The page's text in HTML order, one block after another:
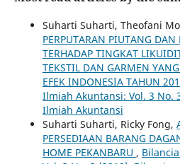
Suharti Suharti, Theofani
PERPUTARAN PIUTANG DAN
TERHADAP TINGKAT
TEKSTIL DAN GARMEN
EFEK INDONESIA TAHUN
Ilmiah Akuntansi: Vol. 3 No.
Ilmiah Akuntansi
Suharti Suharti, Ricky Fong,
PERSEDIAAN BARANG
HOME PEKANBARU ,